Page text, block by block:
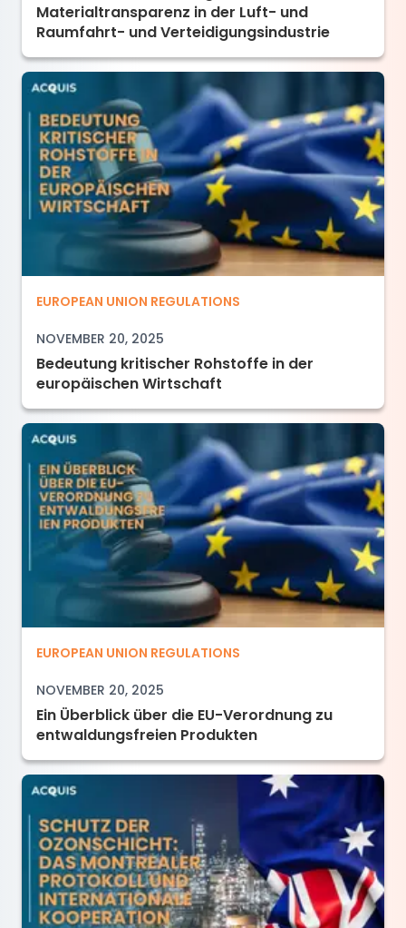
Materialtransparenz in der Luft- und
Raumfahrt- und Verteidigungsindustrie
Bedeutung kritischer Rohstoffe in der
EUROPEAN UNION REGULATIONS
NOVEMBER 20, 2025
Bedeutung kritischer Rohstoffe in der
europäischen Wirtschaft
Ein Überblick über die EU-Verordnung zu
EUROPEAN UNION REGULATIONS
NOVEMBER 20, 2025
Ein Überblick über die EU-Verordnung zu
entwaldungsfreien Produkten